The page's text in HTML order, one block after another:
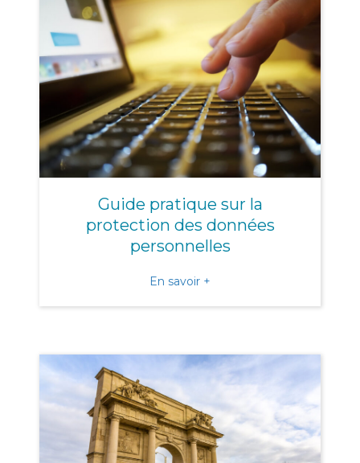
Guide pratique sur la
protection des données
personnelles
En savoir +